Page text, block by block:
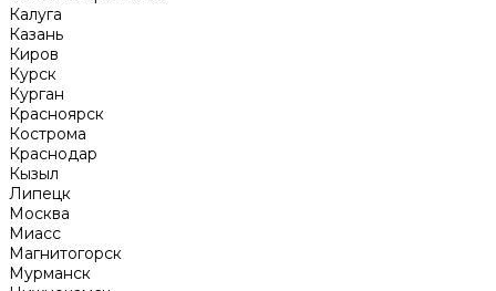
Калуга
Казань
Киров
Курск
Курган
Красноярск
Кострома
Краснодар
Кызыл
Липецк
Москва
Миасс
Магнитогорск
Мурманск